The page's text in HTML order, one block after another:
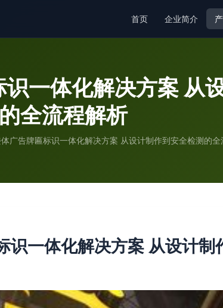
首页 企业简介
一体化解决方案 从
的全流程解析
广告牌匾标识一体化解决方案 从设计制作到安全检测的全
识一体化解决方案 从设计制